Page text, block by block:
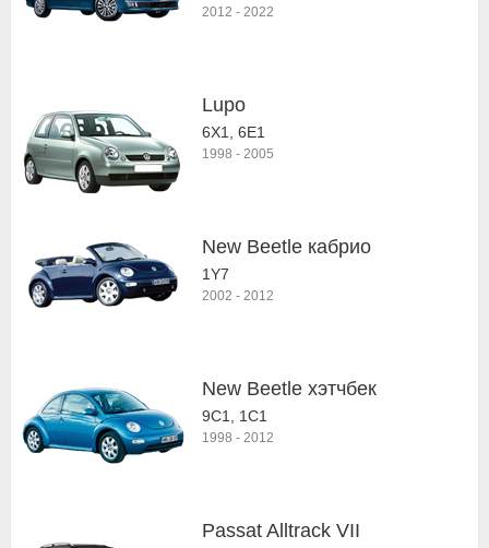
2012 - 2022
Lupo
6X1, 6E1
1998 - 2005
New Beetle кабрио
1Y7
2002 - 2012
New Beetle хэтчбек
9C1, 1C1
1998 - 2012
Passat Alltrack VII